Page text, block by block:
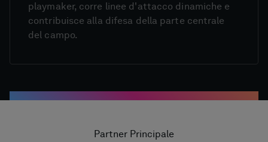
playmaker, corre linee d'attacco dinamiche e
contribuisce alla difesa della parte centrale
del campo.
Partner Principale